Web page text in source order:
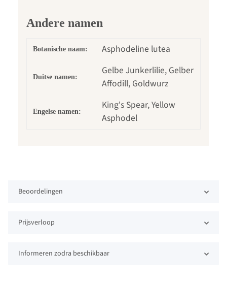
Andere namen
Botanische naam: Asphodeline lutea
Duitse namen:
Gelbe Junkerlilie, Gelber
Affodill, Goldwurz
Engelse namen:
King's Spear, Yellow
Asphodel
Beoordelingen
Prijsverloop
Informeren zodra beschikbaar